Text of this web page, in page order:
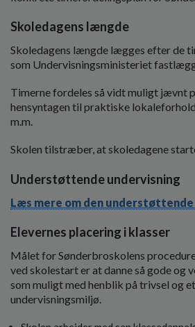
Skoledagens længde
Skoledagens længde lægges efter de
som Undervisningsministeriet
Timerne fordeles så vidt muligt jævnt
hensyntagen til praktiske
m.m.
Skolen tilstræber, at skoledagene
Understøttende undervisning
Læs mere om den understøttende
Elevernes placering i klasser
Målet for Sønderbroskolens
ved skolestart er at danne så gode og
som muligt med henblik på trivsel og
undervisningsmiljø.